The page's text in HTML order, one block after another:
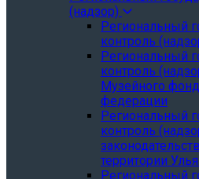
(надзор)
Региональный
контроль
Региональный
контроль
Музейного
федерации
Региональный
контроль
территории
Региональный